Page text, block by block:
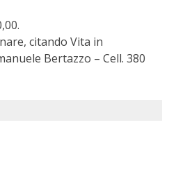
citando Vita in
Bertazzo – Cell. 380